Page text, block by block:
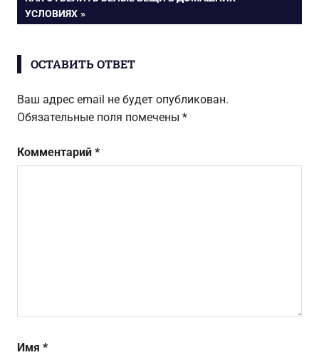
записям
ЗАПИСЬ:
УСЛОВИЯХ
ОСТАВИТЬ ОТВЕТ
Ваш адрес email не будет опубликован.
Обязательные поля помечены *
Комментарий *
Имя *